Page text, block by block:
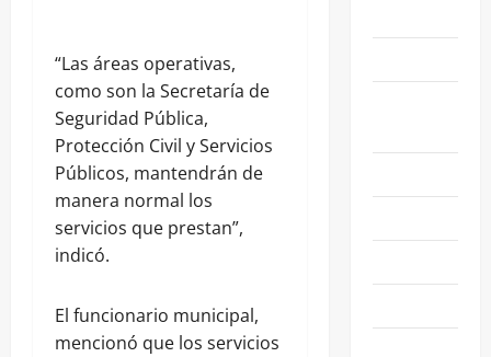
“Las áreas operativas,
como son la Secretaría de
Seguridad Pública,
Protección Civil y Servicios
Públicos, mantendrán de
manera normal los
servicios que prestan”,
indicó.
El funcionario municipal,
mencionó que los servicios